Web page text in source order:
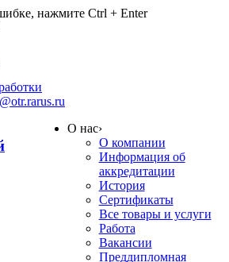
нажмите Ctrl + Enter
О нас›
О компании
Информация об
аккредитации
История
Сертификаты
Все товары и услуги
Работа
Вакансии
Преддипломная